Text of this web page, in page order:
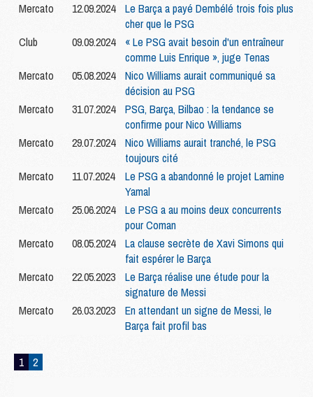
Mercato 12.09.2024
Le Barça a payé Dembélé trois fois plus
cher que le PSG
Club
09.09.2024
« Le PSG avait besoin d'un entraîneur
comme Luis Enrique », juge Tenas
Mercato
05.08.2024
Nico Williams aurait communiqué sa
décision au PSG
Mercato
31.07.2024
PSG, Barça, Bilbao : la tendance se
confirme pour Nico Williams
Mercato
29.07.2024
Nico Williams aurait tranché, le PSG
toujours cité
Mercato
11.07.2024
Le PSG a abandonné le projet Lamine
Yamal
Mercato
25.06.2024
Le PSG a au moins deux concurrents
pour Coman
Mercato
08.05.2024
La clause secrète de Xavi Simons qui
fait espérer le Barça
Mercato
22.05.2023
Le Barça réalise une étude pour la
signature de Messi
Mercato
26.03.2023
En attendant un signe de Messi, le
Barça fait profil bas
1 2